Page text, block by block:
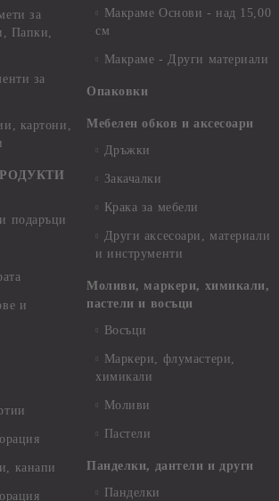
за
Папки,
за
картони,
подаръци
и
канапи
Макраме Основи - над 15,00
см
Макраме - Други материали
Опаковки
Мебелен обков и аксесоари
Дръжки
Закачалки
Крака за мебели
Други аксесоари, материали
и инструменти
Моливи, маркери, химикали,
пастели и восъци
Восъци
Маркери, флумастери,
химикали
Моливи
Пастели
Панделки, дантели и други
Панделки